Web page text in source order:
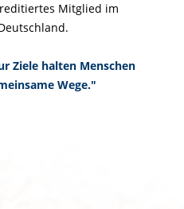
Mitglied im
Ziele halten Menschen
Wege."